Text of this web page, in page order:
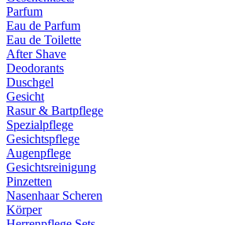
Parfum
Eau de Parfum
Eau de Toilette
After Shave
Deodorants
Duschgel
Gesicht
Rasur & Bartpflege
Spezialpflege
Gesichtspflege
Augenpflege
Gesichtsreinigung
Pinzetten
Nasenhaar Scheren
Körper